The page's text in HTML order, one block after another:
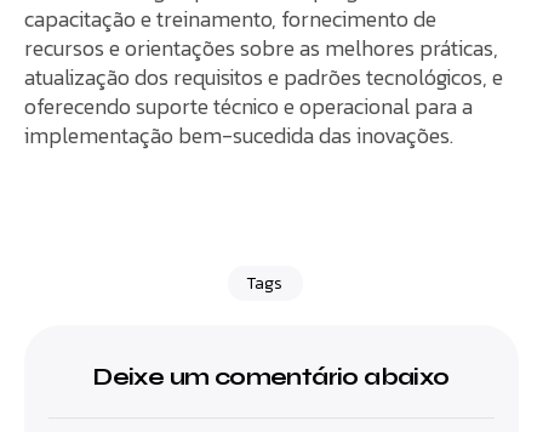
capacitação e treinamento, fornecimento de
recursos e orientações sobre as melhores práticas,
atualização dos requisitos e padrões tecnológicos, e
oferecendo suporte técnico e operacional para a
implementação bem-sucedida das inovações.
Tags
Deixe um comentário abaixo